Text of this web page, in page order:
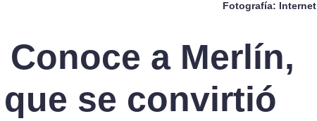
Fotografía: Internet
Conoce a Merlín,
se convirtió